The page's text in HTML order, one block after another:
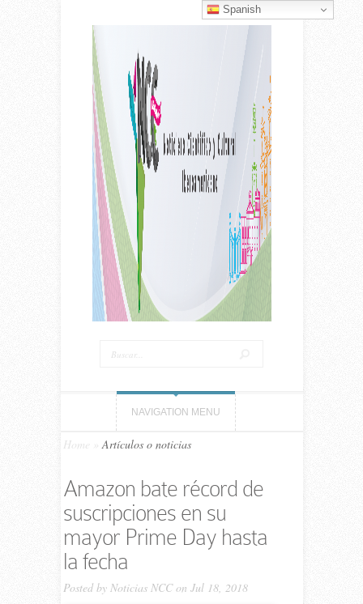
NAVIGATION MENU
Home Artículos o noticias
Amazon bate récord de
suscripciones en su
mayor Prime Day hasta
la fecha
Posted by Noticias NCCon Jul 18, 2018
Spanish